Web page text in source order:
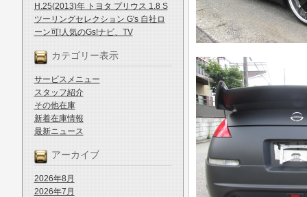
H.25(2013)年 トヨタ プリウス 1.8 S
ツーリングセレクション G's 自社ロ
ーン可!人気のGs!ナビ、TV
カテゴリー表示
サービスメニュー
スタッフ紹介
その他在庫
新着在庫情報
最新ニュース
アーカイブ
2026年8月
2026年7月